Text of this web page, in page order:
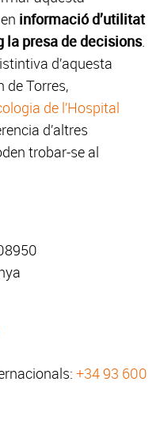
informació d’utilitat
la presa de decisions.
d’aquesta
de Torres,
de l’Hospital
d’altres
trobar-se al
+34 93 600